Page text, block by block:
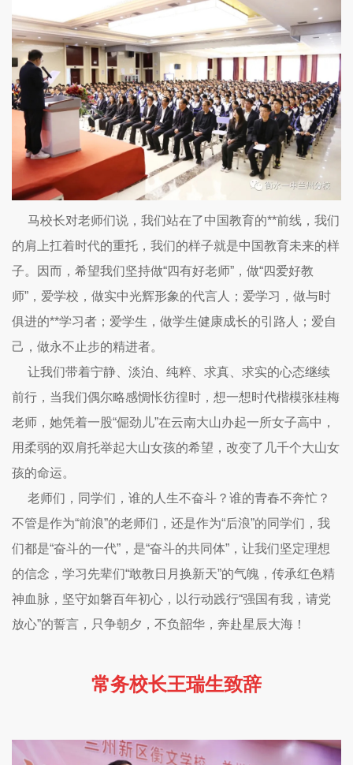
马校长对老师们说，我们站在了中国教育的**前线，我们
的肩上扛着时代的重托，我们的样子就是中国教育未来的样
子。因而，希望我们坚持做“四有好老师”，做“四爱好教
师”，爱学校，做实中光辉形象的代言人；爱学习，做与时
俱进的**学习者；爱学生，做学生健康成长的引路人；爱自
己，做永不止步的精进者。
让我们带着宁静、淡泊、纯粹、求真、求实的心态继续
前行，当我们偶尔略感惆怅彷徨时，想一想时代楷模张桂梅
老师，她凭着一股“倔劲儿”在云南大山办起一所女子高中，
用柔弱的双肩托举起大山女孩的希望，改变了几千个大山女
孩的命运。
老师们，同学们，谁的人生不奋斗？谁的青春不奔忙？
不管是作为“前浪”的老师们，还是作为“后浪”的同学们，我
们都是“奋斗的一代”，是“奋斗的共同体”，让我们坚定理想
的信念，学习先辈们“敢教日月换新天”的气魄，传承红色精
神血脉，坚守如磐百年初心，以行动践行“强国有我，请党
放心”的誓言，只争朝夕，不负韶华，奔赴星辰大海！
常务校长王瑞生致辞